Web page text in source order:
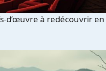
d’œuvre à redécouvrir en